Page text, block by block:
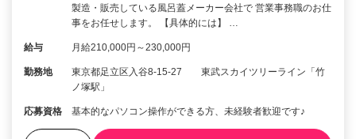
製造・販売している風呂蓋メーカー会社で 営業事務職のお仕
事をお任せします。 【具体的には】 …
給与 月給210,000円～230,000円
勤務地
東京都足立区入谷8-15-27 東武スカイツリーライン「竹
ノ塚駅」
応募資格 基本的なパソコン操作ができる方、未経験者歓迎です♪